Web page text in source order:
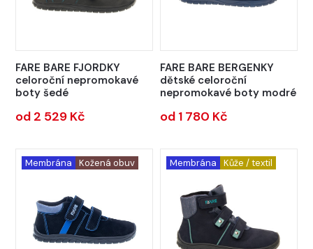
FARE BARE FJORDKY
celoroční nepromokavé
boty šedé
od 2 529 Kč
FARE BARE BERGENKY
dětské celoroční
nepromokavé boty modré
od 1 780 Kč
Membrána Kožená obuv Membrána Kůže / textil